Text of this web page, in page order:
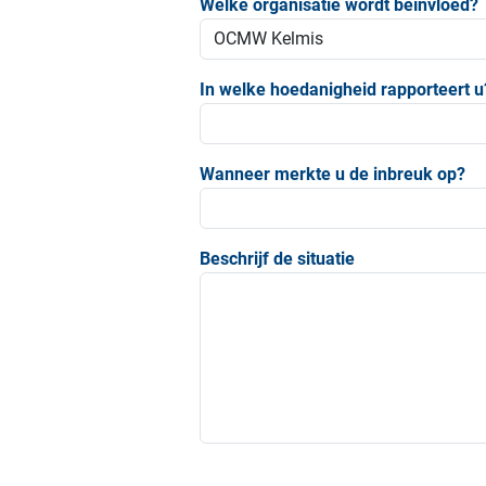
Welke organisatie wordt beïnvloed?
In welke hoedanigheid rapporteert
Wanneer merkte u de inbreuk op?
Beschrijf de situatie